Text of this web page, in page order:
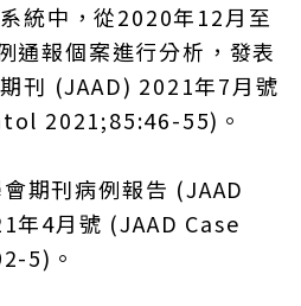
統中，從2020年12月至
通報個案進行分析，發表
刊 (JAAD) 2021年7月號
2021;85:46-55)。
期刊病例報告 (JAAD
4月號 (JAAD Case
5)。